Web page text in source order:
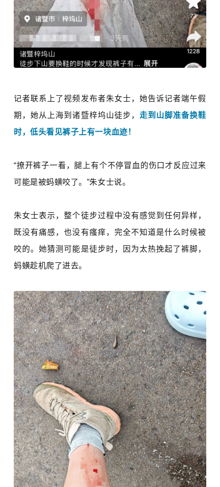
记者联系上了视频发布者朱女士，她告诉记者端午假
期，她从上海到诸暨梓坞山徒步， 走到山脚准备换鞋
时，低头看见裤子上有一块血迹！
“撩开裤子一看，腿上有个不停冒血的伤口才反应过来
可能是被蚂蟥咬了。 ”朱女士说。
朱女士表示，整个徒步过程中没有感觉到任何异样，
既没有痛感，也没有瘙痒，完全不知道是什么时候被
咬的。她猜测可能是徒步时，因为太热挽起了裤脚，
蚂蟥趁机爬了进去。